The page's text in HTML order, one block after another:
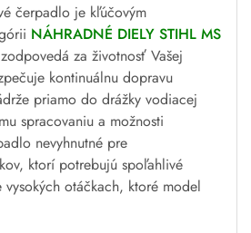
čerpadlo je kľúčovým
NÁHRADNÉ DIELY STIHL MS
za životnosť Vašej
kontinuálnu dopravu
priamo do drážky vodiacej
spracovaniu a možnosti
nevyhnutné pre
ktorí potrebujú spoľahlivé
vysokých otáčkach, ktoré model